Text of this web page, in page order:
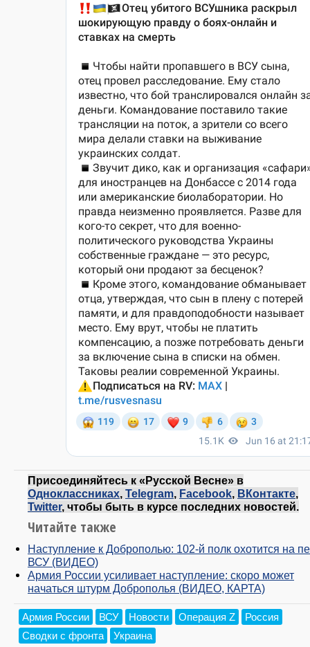
Присоединяйтесь к «Русской Весне» в
Одноклассниках, Telegram, Facebook, ВКонтакте,
Twitter, чтобы быть в курсе последних новостей.
Читайте также
Наступление к Доброполью: 102-й полк охотится на
ВСУ (ВИДЕО)
Армия России усиливает наступление: скоро может
начаться штурм Доброполья (ВИДЕО, КАРТА)
Армия России ВСУ Новости Операция Z
Россия
Сводки с фронта
Украина